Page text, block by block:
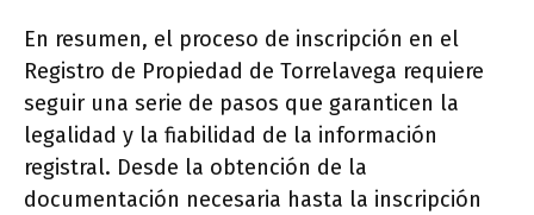
En resumen, el proceso de inscripción en el
Registro de Propiedad de Torrelavega requiere
seguir una serie de pasos que garanticen la
legalidad y la fiabilidad de la información
registral. Desde la obtención de la
documentación necesaria hasta la inscripción